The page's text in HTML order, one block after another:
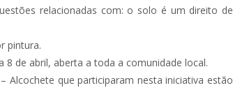
relacionadas com: o solo é um direito de
pintura.
de abril, aberta a toda a comunidade local.
Alcochete que participaram nesta iniciativa estão